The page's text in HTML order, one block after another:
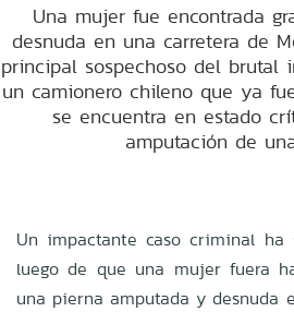
Una mujer fue encontrada
desnuda en una carretera de
principal sospechoso del brutal
un camionero chileno que ya
se encuentra en estado
amputación de
Un impactante caso criminal ha
luego de que una mujer fuera
una pierna amputada y desnuda